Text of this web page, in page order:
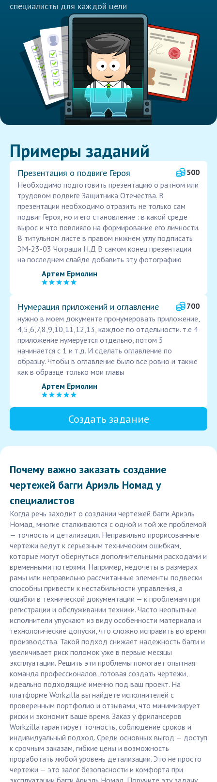
специалисты для каждой цели
Примеры заданий
Презентация о подвиге Героя
500
Необходимо подготовить презентацию о ратном или
трудовом подвиге Защитника Отечества. В
презентации необходимо отразить не только сам
подвиг Героя, но и его становление : в какой среде
вырос и что повлияло на формирование его личности.
В титульном листе в правом нижнем углу подписать
ЭМ-23-03 Чограши Н.Д В самом конец презентации
на последнем слайде добавить эту фотографию
Артем Ермолин
Нумерация приложений и оглавление
700
нужно в моем документе пронумеровать приложение,
4,5,6,7,8,9,10,11,12,13, каждое по отдельности. т.е 4
приложение нумеруется отдельно, потом 5
начинается с 1 и т.д. И сделать оглавление по
образцу. Чтобы в оглавление было все ровно и также
как в образце только мои главы
Артем Ермолин
Создать задание
Почему важно заказать создание
чертежей багги Ариэль Номад у
специалистов
Когда речь заходит о создании чертежей багги Ариэль
Номад, многие сталкиваются с одной и той же проблемой
— точность и детализация. Неправильно прорисованные
чертежи ведут к серьезным техническим ошибкам,
которые могут обернуться дополнительными расходами и
временными потерями. Например, недочеты в размерах
рамы или неправильно рассчитанные элементы подвески
способны привести к нестабильности управления, а
ошибки в технической документации — к проблемам при
регистрации и обслуживании техники. Часто неопытные
исполнители упускают из виду особенности материала и
технологические допуски, что сложно исправить во время
производства. Такой подход снижает надежность багги и
увеличивает риск поломок уже в первые месяцы
эксплуатации. Решить эти проблемы помогает опытная
команда профессионалов, готовая создать чертежи,
идеально подходящие именно под ваш проект. На
платформе Workzilla вы найдете исполнителей с
проверенным портфолио и отзывами, что минимизирует
риски и экономит ваше время. Заказ у фрилансеров
Workzilla гарантирует точность, соблюдение сроков и
индивидуальный подход. Среди основных выгод — доступ
к срочным заказам, гибкие цены и возможность
проработать любой уровень детализации. Это не просто
чертежи — это залог безопасности и комфорта при